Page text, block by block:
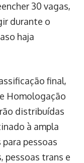
30 vagas,
durante o
haja
final,
Homologação
distribuídas
à ampla
pessoas
pessoas trans e